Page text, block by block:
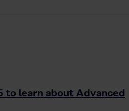
to learn about Advanced